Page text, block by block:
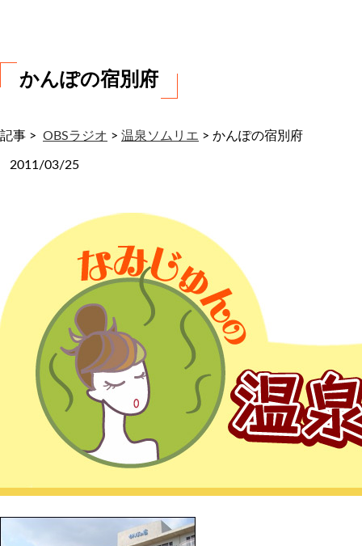
かんぽの宿別府
記事 > OBSラジオ > 温泉ソムリエ > かんぽの宿別府
2011/03/25